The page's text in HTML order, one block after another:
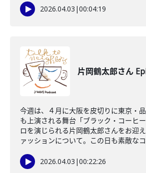
2026.04.03 |00:04:19
片岡鶴太郎さん
今週は、４月に大阪を皮切りに東京・
も上演される舞台「ブラック・コーヒ
ロを演じられる片岡鶴太郎さんをお迎
ァッションについて。この日も素敵な
2026.04.03 |00:22:26